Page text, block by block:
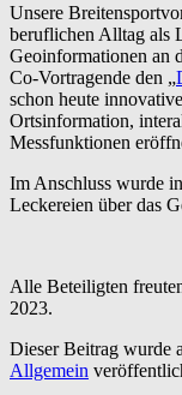
Unsere
beruflichen Alltag als
Geoinformationen an
Co-Vortragende den „
schon heute
Ortsinformation,
Messfunktionen
Im Anschluss wurde
Leckereien über das
Alle Beteiligten
2023.
Dieser Beitrag wurde
Allgemein